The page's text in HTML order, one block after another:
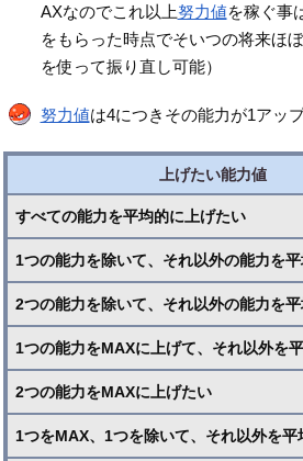
AXなのでこれ以上努力値を稼ぐ事
をもらった時点でそいつの将来ほ
を使って振り直し可能）
努力値は4につきその能力が1アッ
上げたい能力値
すべての能力を平均的に上げたい
1つの能力を除いて、それ以外の能力を
2つの能力を除いて、それ以外の能力を
1つの能力をMAXに上げて、それ以外を
2つの能力をMAXに上げたい
1つをMAX、1つを除いて、それ以外を平